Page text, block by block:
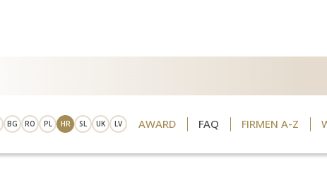
BG RO PL HR SL UK LV AWARD FAQ FIRMEN A-Z